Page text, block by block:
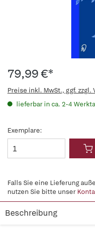
79,99 €*
Preise inkl. MwSt., ggf. zzgl.
lieferbar in ca. 2-4
Exemplare:
Falls Sie eine Lieferung
nutzen Sie bitte unser
Beschreibung